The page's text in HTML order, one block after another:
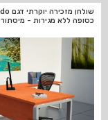
כסופה ללא מגירות -